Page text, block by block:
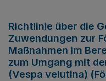
Richtlinie über die
Zuwendungen zur
Maßnahmen im
zum Umgang mit
(Vespa velutina)